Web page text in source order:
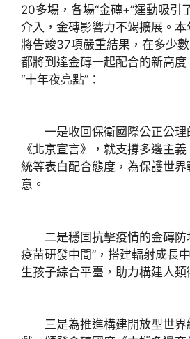
20多場，各場“金磚+”運動吸引
介入，金磚影響力不竭擴展。
將告竣37項嚴重結果，在多少
都將到達金磚一起配合的新高
“十年夜亮點”：
一是收回保衛國際公正公理
《北京宣言》，就支撐多邊主
統等表白配合態度，為保護世
意。
二是穩固抗擊疫情的金磚防
疫苗研發中間”，搭建輻射成長
生孩子綜合平臺，助力構建人類
三是為推進構建開放型世界